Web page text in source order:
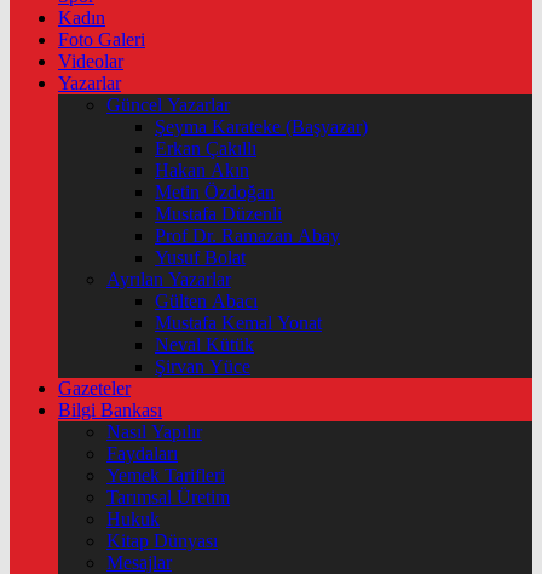
Kadın
Foto Galeri
Videolar
Yazarlar
Güncel Yazarlar
Şeyma Karateke (Başyazar)
Erkan Çakıllı
Hakan Akın
Metin Özdoğan
Mustafa Düzenli
Prof Dr. Ramazan Abay
Yusuf Bolat
Ayrılan Yazarlar
Gülten Abacı
Mustafa Kemal Yonat
Neval Kütük
Şirvan Yüce
Gazeteler
Bilgi Bankası
Nasıl Yapılır
Faydaları
Yemek Tarifleri
Tarımsal Üretim
Hukuk
Kitap Dünyası
Mesajlar